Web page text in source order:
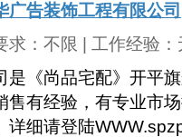
广告装饰工程有限公司
求： 不限 | 工作经验：
是《尚品宅配》开平
售有经验，有专业市
详细请登陆